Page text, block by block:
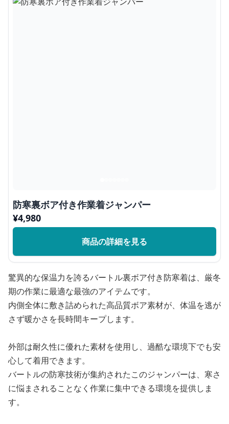
防寒裏ボア付き作業着ジャンパー
¥4,980
商品の詳細を見る
驚異的な保温力を誇るバートル裏ボア付き防寒着は、厳冬
期の作業に最適な最強のアイテムです。
内側全体に敷き詰められた高品質ボア素材が、体温を逃が
さず暖かさを長時間キープします。
外部は耐久性に優れた素材を使用し、過酷な環境下でも安
心して着用できます。
バートルの防寒技術が集約されたこのジャンパーは、寒さ
に悩まされることなく作業に集中できる環境を提供しま
す。